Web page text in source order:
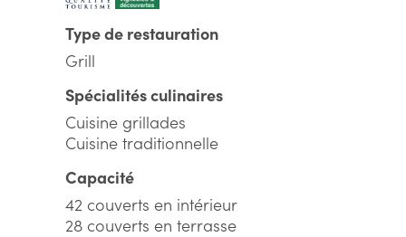
Type de restauration
Grill
Spécialités culinaires
Cuisine grillades
Cuisine traditionnelle
Capacité
42 couverts en intérieur
28 couverts en terrasse